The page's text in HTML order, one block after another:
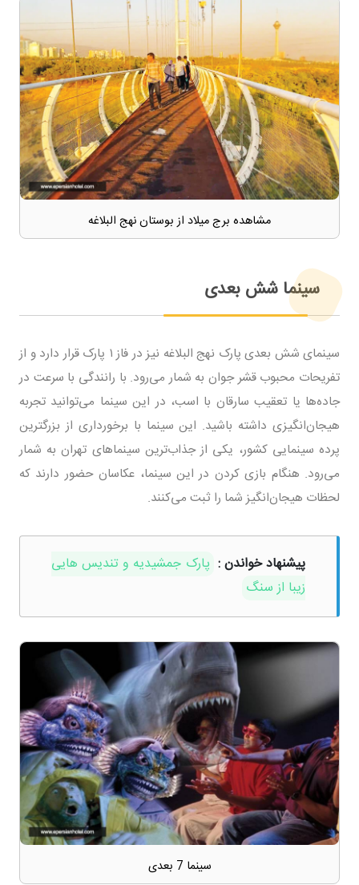
مشاهده برج میلاد از بوستان نهج البلاغه
سینما شش بعدی
سینمای شش بعدی پارک نهج البلاغه نیز در فاز ۱ پارک قرار دارد و از
تفریحات محبوب قشر جوان به شمار می‌رود. با رانندگی با سرعت در
جاده‌ها یا تعقیب سارقان با اسب، در این سینما می‌توانید تجربه
هیجان‌انگیزی داشته باشید. این سینما با برخورداری از بزرگترین
پرده سینمایی کشور، یکی از جذاب‌ترین سینماهای تهران به شمار
می‌رود. هنگام بازی کردن در این سینما، عکاسان حضور دارند که
لحظات هیجان‌انگیز شما را ثبت می‌کنند.
پیشنهاد خواندن : پارک جمشیدیه و تندیس هایی
زیبا از سنگ
سینما 7 بعدی